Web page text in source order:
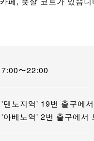
7:00〜22:00
'덴노지역' 19번 출구에
'아베노역' 2번 출구에서